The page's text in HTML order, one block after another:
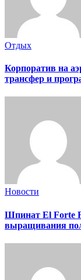
Отдых
Корпоратив на
трансфер и
Новости
Шпинат El Forte
выращивания